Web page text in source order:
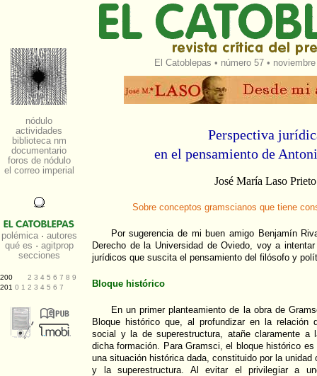
El Catoblepas • número 57 •
Perspectiva
en el pensamiento de
José María Laso Prieto
Sobre conceptos gramscianos que tiene
Por sugerencia de mi buen amigo Benjamín
Derecho de la Universidad de Oviedo, voy a
jurídicos que suscita el pensamiento del filósofo y
Bloque histórico
En un primer planteamiento de la obra de
Bloque histórico que, al profundizar en la relación
social y la de superestructura, atañe claramente a
dicha formación. Para Gramsci, el bloque histórico
una situación histórica dada, constituido por la unidad
y la superestructura. Al evitar el privilegiar a